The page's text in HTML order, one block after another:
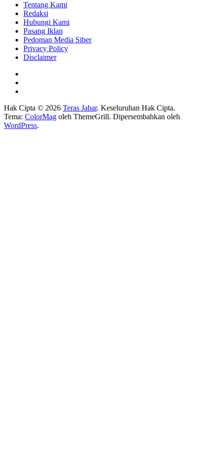
Tentang Kami
Redaksi
Hubungi Kami
Pasang Iklan
Pedoman Media Siber
Privacy Policy
Disclaimer
Hak Cipta © 2026 Teras Jabar. Keseluruhan Hak Cipta.
Tema: ColorMag oleh ThemeGrill. Dipersembahkan oleh
WordPress.